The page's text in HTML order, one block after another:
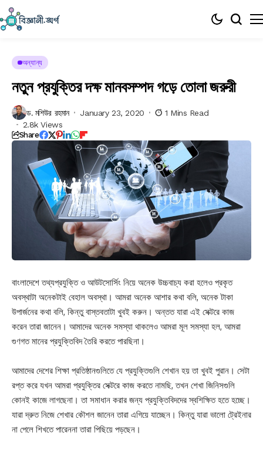
অন্যান্য
নতুন প্রযুক্তির দক্ষ মানবসম্পদ গড়ে তোলা জরুরী
ড. মশিউর রহমান January 23, 2020
1 Mins Read
2.8k Views
Share
বাংলাদেশে তথ্যপ্রযুক্তি ও আউটসোর্সিং নিয়ে অনেক উচ্চবাচ্য করা হলেও প্রকৃত
অবস্থাটা অনেকটাই বেহাল অবস্থা। আমরা অনেক আশার কথা বলি, অনেক টাকা
উপার্জনের কথা বলি, কিন্তু বাস্তবতাটা খুবই করুন। অন্তত যারা এই সেক্টরে কাজ
করেন তারা জানেন। আমাদের অনেক সমস্যা থাকলেও আমরা মূল সমস্যা হল, আমরা
গুণগত মানের প্রযুক্তিবিদ তৈরি করতে পারছিনা।
আমাদের দেশের শিক্ষা প্রতিষ্ঠানগুলিতে যে প্রযুক্তিগুলি শেখান হয় তা খুবই পুরান। সেটা
রপ্ত করে যখন আমরা প্রযুক্তির সেক্টরে কাজ করতে নামছি, তখন শেখা জিনিসগুলি
কোনই কাজে লাগছেনা। তা সমাধান করার জন্য প্রযুক্তিবিদদের স্বশিক্ষিত হতে হচ্ছে।
যারা দ্রুত নিজে শেখার কৌশল জানেন তারা এগিয়ে যাচ্ছেন। কিন্তু যারা ভালো ট্রেইনার
না পেলে শিখতে পারেননা তারা পিছিয়ে পড়ছেন।